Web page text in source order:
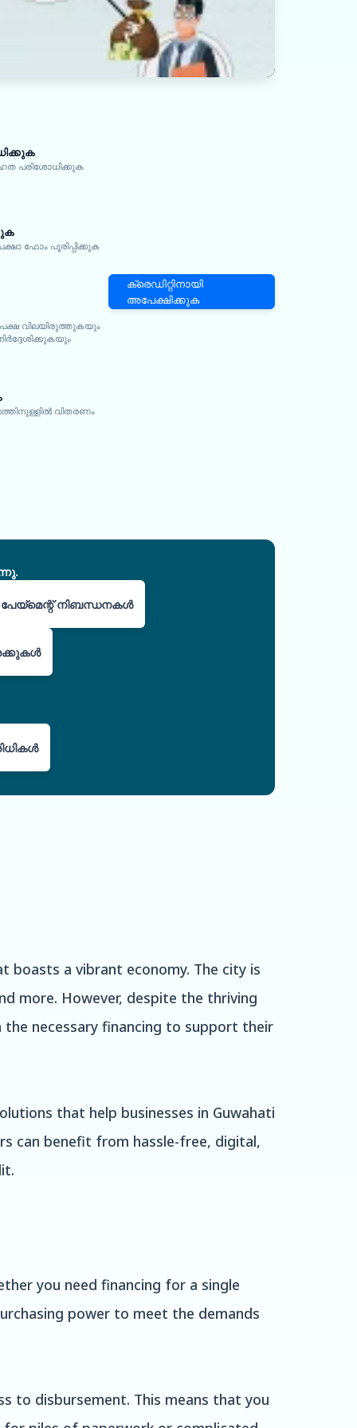
പരിശോധിക്കുക
ഫോം പൂരിപ്പിക്കുക
വിലയിരുത്തുകയും
വിതരണം
ക്രെഡിറ്റിനായി
അപേക്ഷിക്കുക
പേയ്മെന്റ് നിബന്ധനകൾ
boasts a vibrant economy. The city is
more. However, despite the thriving
the necessary financing to support their
that help businesses in Guwahati
can benefit from hassle-free, digital,
you need financing for a single
power to meet the demands
to disbursement. This means that you